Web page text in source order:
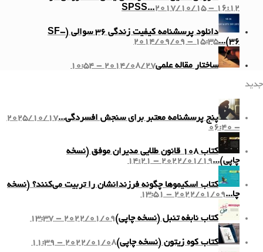
SPSS...2017/10/15 - 16:12
دانلود پرسشنامه کیفیت زندگی ۳۶ سوالی (SF-
36)...
2014/09/09 - 15:35
ساختار مقاله علمی2014/08/27 - 10:54
جدید
پنج پرسشنامه معتبر برای سنجش افسردگی...2025/10/17
- 06:40
کتاب ۱۰۸ قانون طلایی مدیران موفق (نسخه
چاپی)...2022/01/19 - 14:21
کتاب اسکیموها چگونه فرزندانشان را تربیت می‌کنند؟ (نسخه
چا...2022/01/09 - 13:51
کتاب نابغه تنبل (نسخه چاپی)2022/01/09 - 13:37
کتاب کوه زیتون (نسخه چاپی)2022/01/08 - 11:39